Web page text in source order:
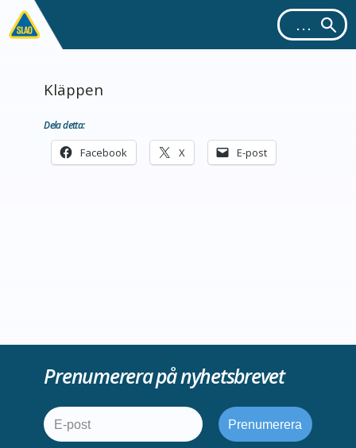
Kläppen
Dela detta:
Facebook X E-post
Prenumerera på nyhetsbrevet